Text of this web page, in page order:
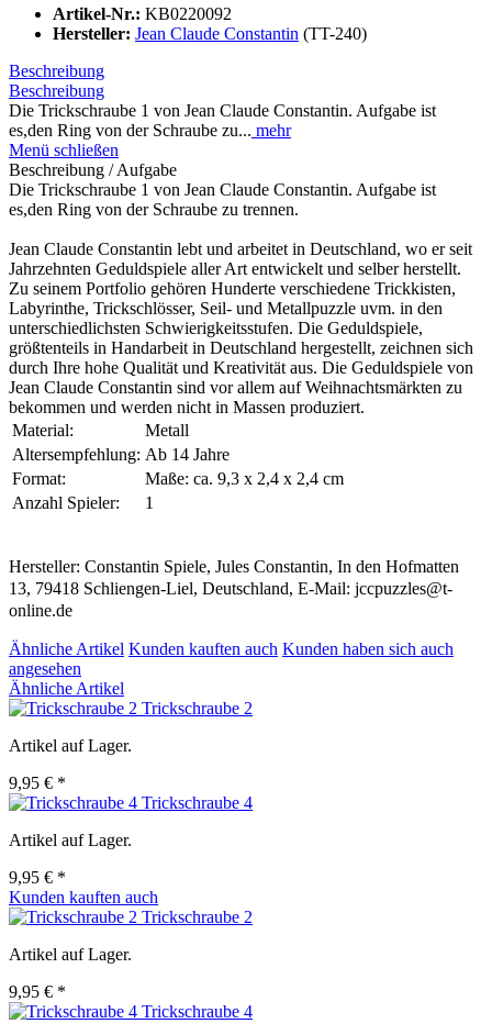
Artikel-Nr.: KB0220092
Hersteller: Jean Claude Constantin (TT-240)
Beschreibung
Beschreibung
Die Trickschraube 1 von Jean Claude Constantin. Aufgabe ist
es,den Ring von der Schraube zu... mehr
Menü schließen
Beschreibung / Aufgabe
Die Trickschraube 1 von Jean Claude Constantin. Aufgabe ist
es,den Ring von der Schraube zu trennen.
Jean Claude Constantin lebt und arbeitet in Deutschland, wo er seit
Jahrzehnten Geduldspiele aller Art entwickelt und selber herstellt.
Zu seinem Portfolio gehören Hunderte verschiedene Trickkisten,
Labyrinthe, Trickschlösser, Seil- und Metallpuzzle uvm. in den
unterschiedlichsten Schwierigkeitsstufen. Die Geduldspiele,
größtenteils in Handarbeit in Deutschland hergestellt, zeichnen sich
durch Ihre hohe Qualität und Kreativität aus. Die Geduldspiele von
Jean Claude Constantin sind vor allem auf Weihnachtsmärkten zu
bekommen und werden nicht in Massen produziert.
Material:
Metall
Altersempfehlung: Ab 14 Jahre
Format:
Maße: ca. 9,3 x 2,4 x 2,4 cm
Anzahl Spieler:
1
Hersteller: Constantin Spiele, Jules Constantin, In den Hofmatten
13, 79418 Schliengen-Liel, Deutschland, E-Mail: jccpuzzles@t-
online.de
Ähnliche Artikel Kunden kauften auch Kunden haben sich auch
angesehen
Ähnliche Artikel
Trickschraube 2
Artikel auf Lager.
9,95 € *
Trickschraube 4
Artikel auf Lager.
9,95 € *
Kunden kauften auch
Trickschraube 2
Artikel auf Lager.
9,95 € *
Trickschraube 4